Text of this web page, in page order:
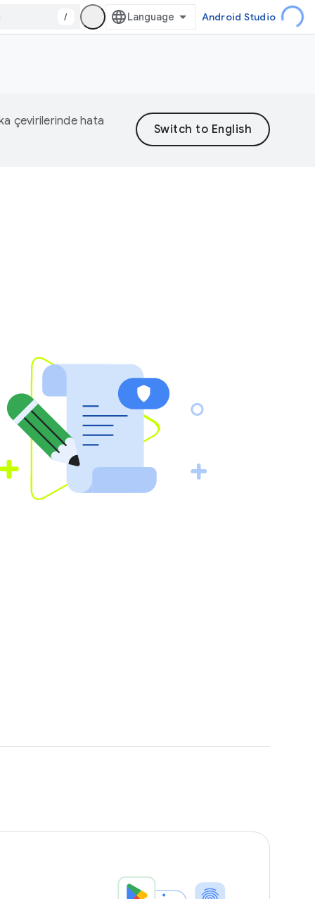
/ Android Studio
çevirilerinde hata